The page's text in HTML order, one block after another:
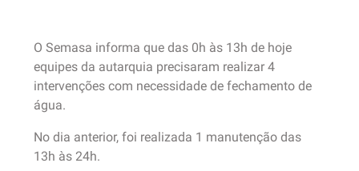
O Semasa informa que das 0h às 13h de hoje
equipes da autarquia precisaram realizar 4
intervenções com necessidade de fechamento de
água.
No dia anterior, foi realizada 1 manutenção das
13h às 24h.